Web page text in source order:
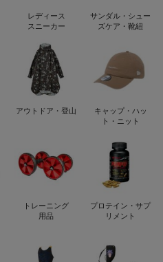
レディース
スニーカー
サンダル・シュー
ズケア・靴紐
アウトドア・登山
キャップ・ハッ
ト・ニット
トレーニング
用品
プロテイン・サプ
リメント